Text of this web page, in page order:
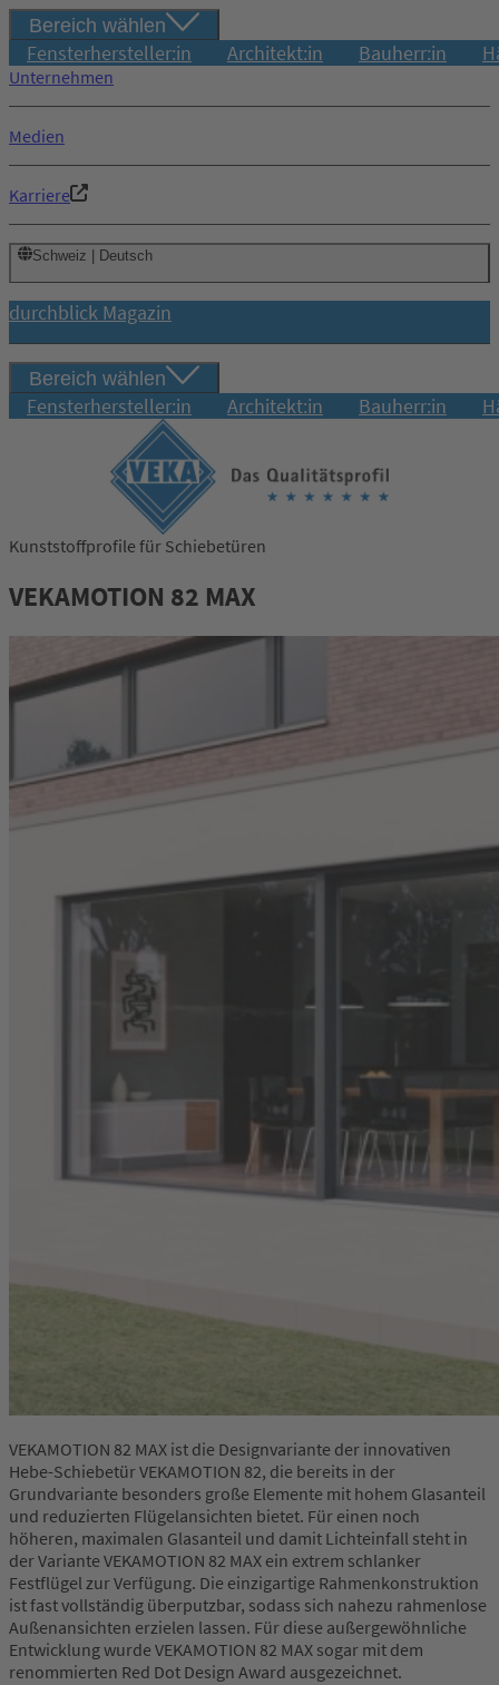
Bereich wählen
Fensterhersteller:in Architekt:in Bauherr:in
Unternehmen
Medien
Karriere
Schweiz | Deutsch
durchblick Magazin
Bereich wählen
Fensterhersteller:in Architekt:in Bauherr:in
Kunststoffprofile für Schiebetüren
VEKAMOTION 82 MAX
VEKAMOTION 82 MAX ist die Designvariante der innovativen
Hebe-Schiebetür VEKAMOTION 82, die bereits in der
Grundvariante besonders große Elemente mit hohem Glasanteil
und reduzierten Flügelansichten bietet. Für einen noch
höheren, maximalen Glasanteil und damit Lichteinfall steht in
der Variante VEKAMOTION 82 MAX ein extrem schlanker
Festflügel zur Verfügung. Die einzigartige Rahmenkonstruktion
ist fast vollständig überputzbar, sodass sich nahezu rahmenlose
Außenansichten erzielen lassen. Für diese außergewöhnliche
Entwicklung wurde VEKAMOTION 82 MAX sogar mit dem
renommierten Red Dot Design Award ausgezeichnet.